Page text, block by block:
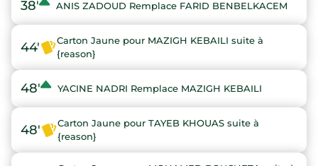
38' ANIS ZADOUD Remplace FARID BENBELKACEM
44'
Carton Jaune pour MAZIGH KEBAILI suite à
{reason}
48' YACINE NADRI Remplace MAZIGH KEBAILI
48'
Carton Jaune pour TAYEB KHOUAS suite à
{reason}